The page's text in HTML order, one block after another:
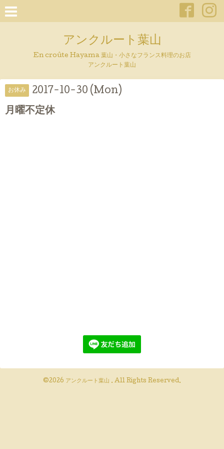
アンクルート葉山
En croûte Hayama 葉山・小さなフランス料理のお店
アンクルート葉山
お休み 2017-10-30 (Mon)
月曜不定休
©2026 アンクルート葉山 . All Rights Reserved.